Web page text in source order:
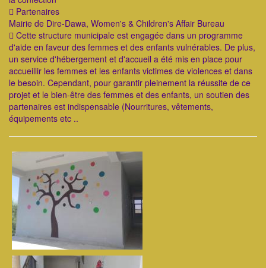
 Partenaires
Mairie de Dire-Dawa, Women's & Children's Affair Bureau
 Cette structure municipale est engagée dans un programme
d'aide en faveur des femmes et des enfants vulnérables. De plus,
un service d'hébergement et d'accueil a été mis en place pour
accueillir les femmes et les enfants victimes de violences et dans
le besoin. Cependant, pour garantir pleinement la réussite de ce
projet et le bien-être des femmes et des enfants, un soutien des
partenaires est indispensable (Nourritures, vêtements,
équipements etc ..